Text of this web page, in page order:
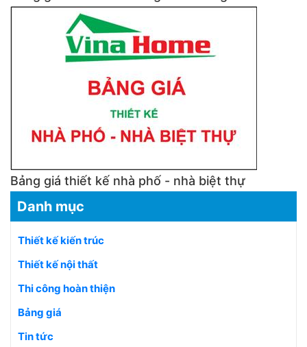
Bảng giá thiết kế nhà phố - nhà biệt thự
Danh mục
Thiết kế kiến trúc
Thiết kế nội thất
Thi công hoàn thiện
Bảng giá
Tin tức